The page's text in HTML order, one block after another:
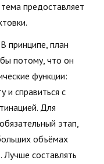
предоставляет
принципе, план
потому, что он
функции:
и справиться с
Для
этап,
объёмах
составлять